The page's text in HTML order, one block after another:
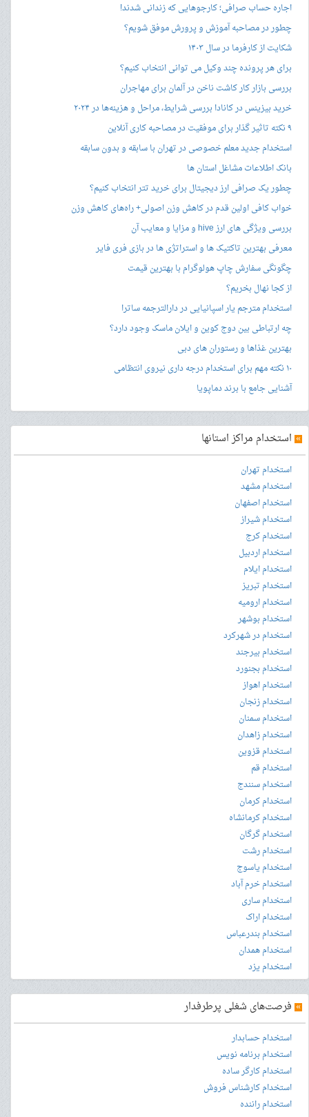
اجاره حساب صرافی؛ کارجوهایی که زندانی شدند!
چطور در مصاحبه‌ آموزش و پرورش موفق شویم؟
شکایت از کارفرما در سال ۱۴۰۳
برای هر پرونده چند وکیل می توانی انتخاب کنیم؟
بررسی بازار کار کاشت ناخن در آلمان برای مهاجران
خرید بیزینس در کانادا بررسی شرایط، مراحل و هزینه‌ها در ۲۰۲۴
۹ نکته تاثیر گذار برای موفقیت در مصاحبه کاری آنلاین
استخدام جدید معلم خصوصی در تهران با سابقه و بدون سابقه
بانک اطلاعات مشاغل استان ها
چطور یک صرافی ارز دیجیتال برای خرید تتر انتخاب کنیم؟
خواب کافی اولین قدم در کاهش وزن اصولی+ راه‌های کاهش وزن
بررسی ویژگی های ارز hive و مزایا و معایب آن
معرفی بهترین تاکتیک ها و استراتژی ها در بازی فری فایر
چگونگی سفارش چاپ هولوگرام با بهترین قیمت
از کجا نهال بخریم؟
استخدام مترجم یار اسپانیایی در دارالترجمه ساترا
چه ارتباطی بین دوج کوین و ایلان ماسک وجود دارد؟
بهترین غذاها و رستوران های دبی
۱۰ نکته مهم برای استخدام درجه داری نیروی انتظامی
آشنایی جامع با برند دماپویا
» استخدام مراکز استانها
استخدام تهران
استخدام مشهد
استخدام اصفهان
استخدام شیراز
استخدام کرج
استخدام اردبیل
استخدام ایلام
استخدام تبریز
استخدام ارومیه
استخدام بوشهر
استخدام در شهرکرد
استخدام بیرجند
استخدام بجنورد
استخدام اهواز
استخدام زنجان
استخدام سمنان
استخدام زاهدان
استخدام قزوین
استخدام قم
استخدام سنندج
استخدام کرمان
استخدام کرمانشاه
استخدام گرگان
استخدام رشت
استخدام یاسوج
استخدام خرم آباد
استخدام ساری
استخدام اراک
استخدام بندرعباس
استخدام همدان
استخدام یزد
» فرصت‌های شغلی پرطرفدار
استخدام حسابدار
استخدام برنامه نویس
استخدام کارگر ساده
استخدام کارشناس فروش
استخدام راننده